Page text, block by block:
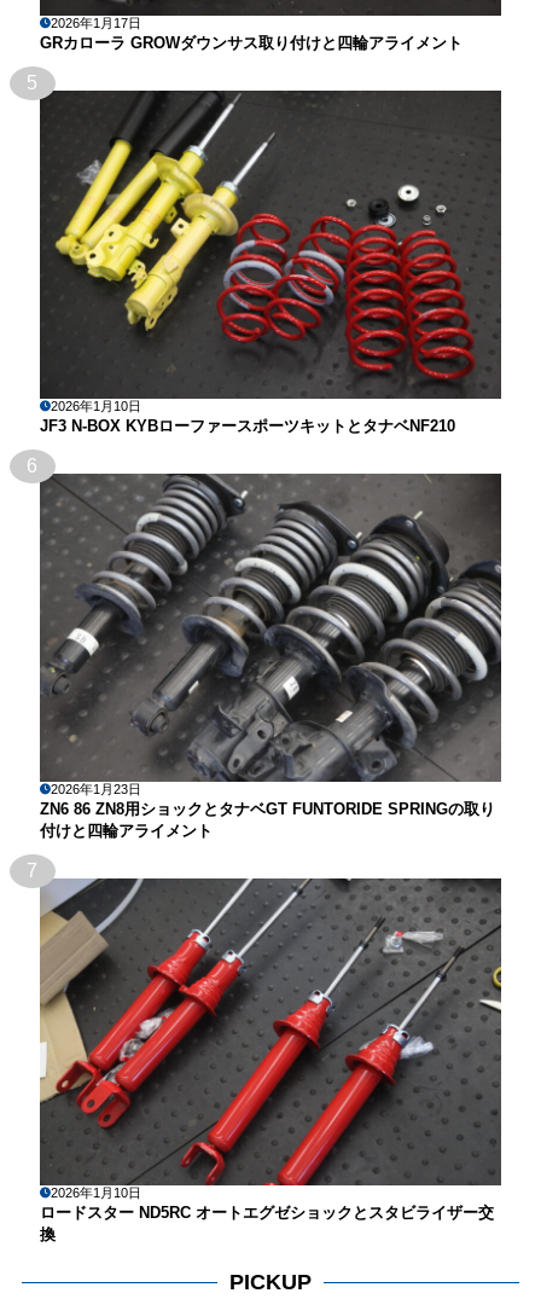
2026年1月17日
GRカローラ GROWダウンサス取り付けと四輪アライメント
5
2026年1月10日
JF3 N-BOX KYBローファースポーツキットとタナベNF210
6
2026年1月23日
ZN6 86 ZN8用ショックとタナベGT FUNTORIDE SPRINGの取り
付けと四輪アライメント
7
2026年1月10日
ロードスター ND5RC オートエグゼショックとスタビライザー交
換
PICKUP